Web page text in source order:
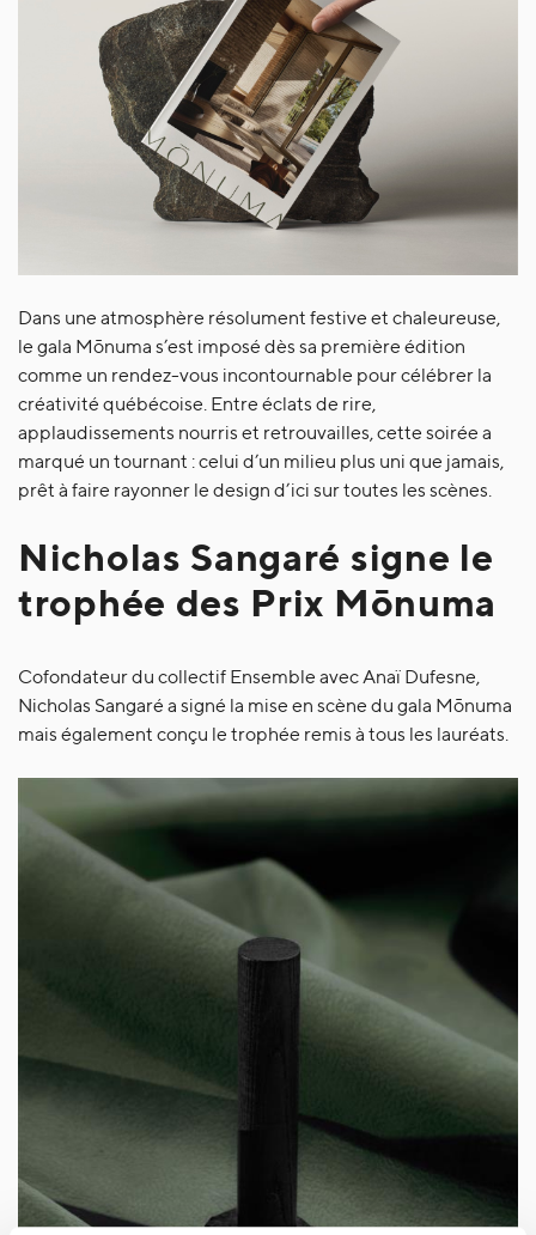
Dans une atmosphère résolument festive et chaleureuse,
le gala Mōnuma s’est imposé dès sa première édition
comme un rendez-vous incontournable pour célébrer la
créativité québécoise. Entre éclats de rire,
applaudissements nourris et retrouvailles, cette soirée a
marqué un tournant : celui d’un milieu plus uni que jamais,
prêt à faire rayonner le design d’ici sur toutes les scènes.
Nicholas Sangaré signe le
trophée des Prix Mōnuma
Cofondateur du collectif Ensemble avec Anaï Dufesne,
Nicholas Sangaré a signé la mise en scène du gala Mōnuma
mais également conçu le trophée remis à tous les lauréats.